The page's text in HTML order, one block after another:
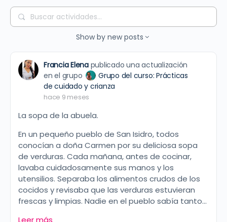
Buscar
actividades…
Show by new posts
Francia Elenapublicado una actualización
en el grupo
Grupo del curso: Prácticas
de cuidado y crianza
hace 9 meses
La sopa de la abuela.
En un pequeño pueblo de San Isidro, todos
conocían a doña Carmen por su deliciosa sopa
de verduras. Cada mañana, antes de cocinar,
lavaba cuidadosamente sus manos y los
utensilios. Separaba los alimentos crudos de los
cocidos y revisaba que las verduras estuvieran
frescas y limpias. Nadie en el pueblo sabía tanto…
Leer más